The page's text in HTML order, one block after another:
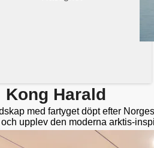
Kong Harald
med fartyget döpt efter
upplev den moderna arktis-